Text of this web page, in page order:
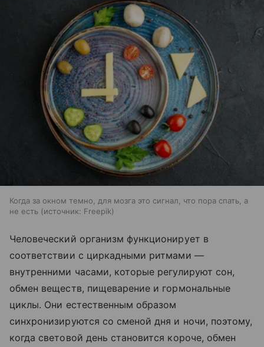
Когда за окном темно, для мозга это сигнал, что пора спать, а
не есть
источник: Freepik
Человеческий организм функционирует в
соответствии с циркадными ритмами —
внутренними часами, которые регулируют сон,
обмен веществ, пищеварение и гормональные
циклы. Они естественным образом
синхронизируются со сменой дня и ночи, поэтому,
когда световой день становится короче, обмен